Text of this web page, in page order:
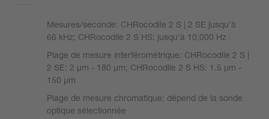
Mesures/seconde: CHRocodile 2 S | 2 SE jusqu’à
66 kHz; CHRocodile 2 S HS: jusqu’à 10,000 Hz
Plage de mesure interférométrique: CHRocodile 2 S |
2 SE: 2 µm - 180 µm; CHRocodile 2 S HS: 1.5 µm -
150 µm
Plage de mesure chromatique: dépend de la sonde
optique sélectionnée